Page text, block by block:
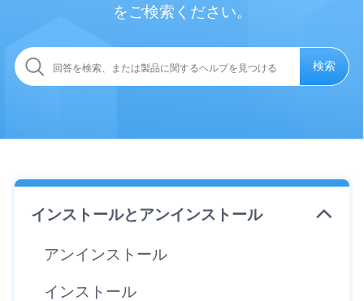
をご検索ください。
検索
インストールとアンインストール
アンインストール
インストール